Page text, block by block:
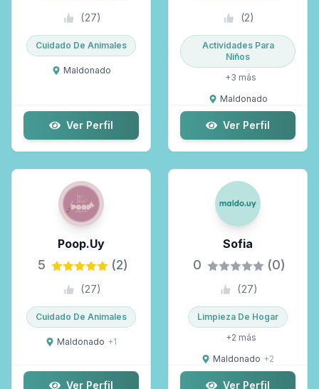
Solo Maldo Premium
(27)
Cuidado De Animales
Maldonado
Ver Perfil
(2)
Actividades Para
Niños
+3 más
Maldonado
Ver Perfil
Poop.uy
5 (2)
(27)
Cuidado De Animales
Maldonado +1
Ver Perfil
Sofia
0 (0)
(27)
Limpieza De Hogar
+2 más
Maldonado +2
Ver Perfil